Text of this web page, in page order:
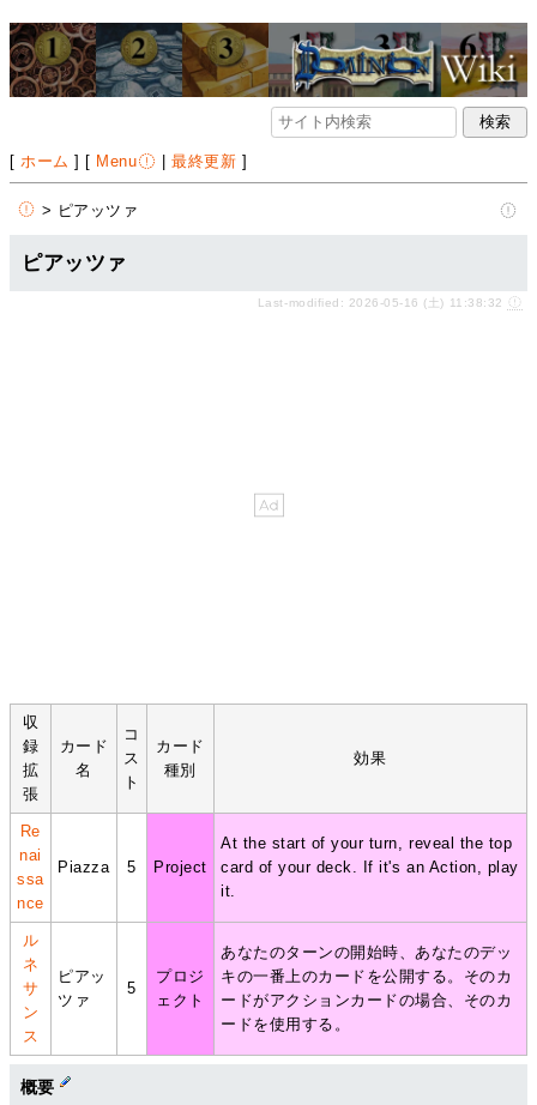
[ホーム ] [ Menu |最終更新 ]
> ピアッツァ
ピアッツァ
Last-modified: 2026-05-16 (土) 11:38:32
収
録
拡
張
カード
名
コ
ス
ト
カード
種別
効果
Re
nai
ssa
nce
Piazza 5 Project
At the start of your turn, reveal the top
card of your deck. If it's an Action, play
it.
ル
ネ
サ
ン
ス
ピアッ
ツァ
5
プロジ
ェクト
あなたのターンの開始時、あなたのデッ
キの一番上のカードを公開する。そのカ
ードがアクションカードの場合、そのカ
ードを使用する。
概要